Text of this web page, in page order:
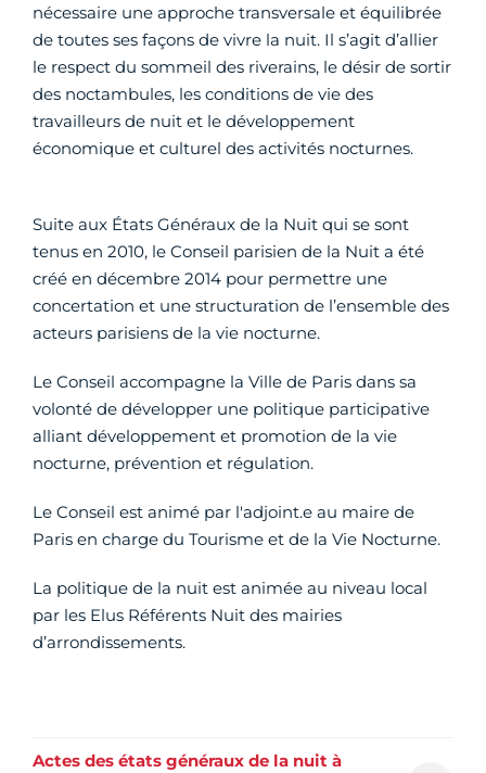
nécessaire une approche transversale et équilibrée
de toutes ses façons de vivre la nuit. Il s’agit d’allier
le respect du sommeil des riverains, le désir de sortir
des noctambules, les conditions de vie des
travailleurs de nuit et le développement
économique et culturel des activités nocturnes.
Suite aux États Généraux de la Nuit qui se sont
tenus en 2010, le Conseil parisien de la Nuit a été
créé en décembre 2014 pour permettre une
concertation et une structuration de l’ensemble des
acteurs parisiens de la vie nocturne.
Le Conseil accompagne la Ville de Paris dans sa
volonté de développer une politique participative
alliant développement et promotion de la vie
nocturne, prévention et régulation.
Le Conseil est animé par l'adjoint.e au maire de
Paris en charge du Tourisme et de la Vie Nocturne.
La politique de la nuit est animée au niveau local
par les Elus Référents Nuit des mairies
d’arrondissements.
Actes des états généraux de la nuit à